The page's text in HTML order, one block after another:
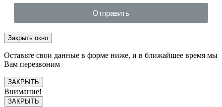
Отправить
Закрыть окно
Оставьте свои данные в форме ниже, и в ближайшее время мы
Вам перезвоним
ЗАКРЫТЬ
Внимание!
ЗАКРЫТЬ